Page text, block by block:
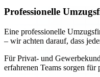
Professionelle
Eine professionelle
– wir achten darauf, dass
Für Privat- und
erfahrenen Teams sorgen